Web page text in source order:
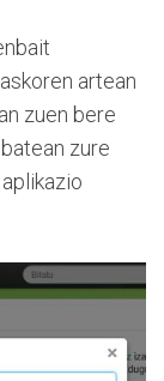
artean
zuen bere
zure